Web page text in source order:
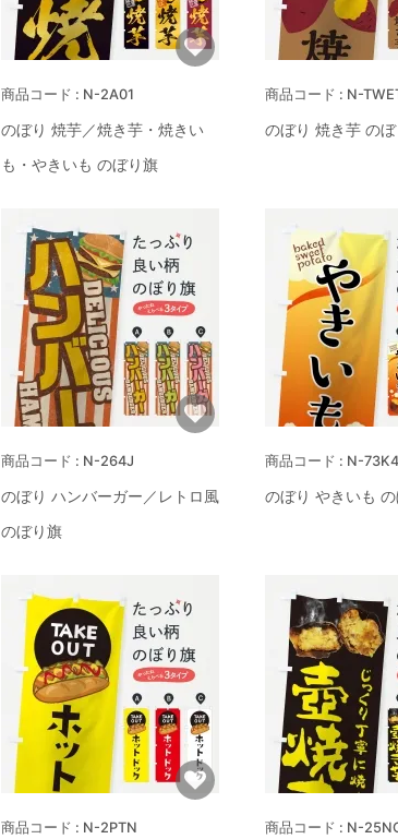
N-2A01
のぼり 焼芋／焼き芋・焼きい
も・やきいも のぼり旗
N-
のぼり 焼き芋 の
N-264J
のぼり ハンバーガー／レトロ風
のぼり旗
N-73K4
のぼり やきいも
N-2PTN N-